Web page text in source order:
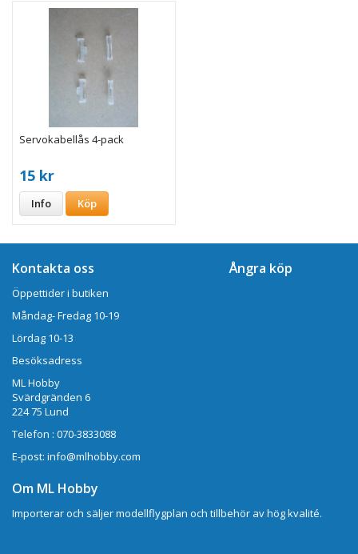
Servokabellås 4-pack
15 kr
Info Köp
Kontakta oss
Öppettider i butiken
Måndag- Fredag 10-19
Lördag 10-13
Besöksadress
ML Hobby
Svärdgränden 6
224 75 Lund
Telefon : 070-3833088
E-post: info@mlhobby.com
Ångra köp
Om ML Hobby
Importerar och säljer modellflygplan och tillbehör av hög kvalité.